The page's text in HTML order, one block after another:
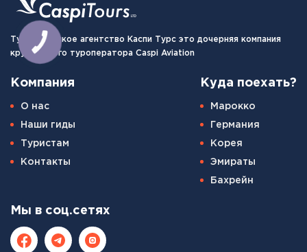
Туристическое агентство Каспи Турс это дочерняя компания
крупнейшего туроператора Caspi Aviation
Компания
О нас
Наши гиды
Туристам
Контакты
Куда поехать?
Марокко
Германия
Корея
Эмираты
Бахрейн
Мы в соц.сетях